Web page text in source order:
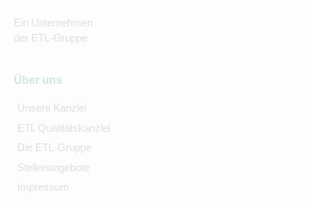
Ein Unternehmen
der ETL-Gruppe
Über uns
Unsere Kanzlei
ETL Qualitätskanzlei
Die ETL-Gruppe
Stellenangebote
Impressum